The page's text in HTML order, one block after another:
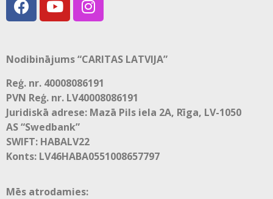
Nodibinājums “CARITAS LATVIJA”
Reģ. nr. 40008086191
PVN Reģ. nr. LV40008086191
Juridiskā adrese: Mazā Pils iela 2A, Rīga, LV-1050
AS “Swedbank”
SWIFT: HABALV22
Konts: LV46HABA0551008657797
Mēs atrodamies: